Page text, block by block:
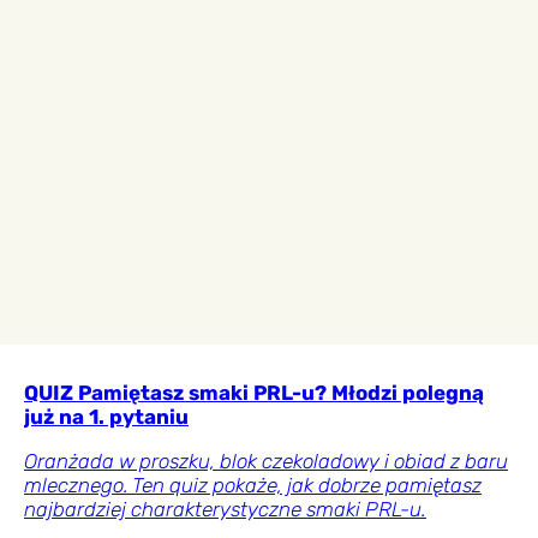
QUIZ Pamiętasz smaki PRL-u? Młodzi polegną
już na 1. pytaniu
Oranżada w proszku, blok czekoladowy i obiad z baru
mlecznego. Ten quiz pokaże, jak dobrze pamiętasz
najbardziej charakterystyczne smaki PRL-u.